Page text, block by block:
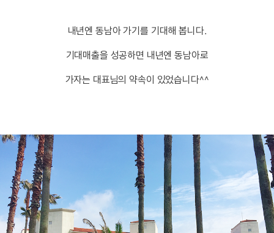
내년엔 동남아 가기를 기대해 봅니다.
기대매출을 성공하면 내년엔 동남아로
가자는 대표님의 약속이 있었습니다^^